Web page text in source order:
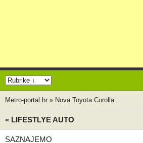
Metro-portal.hr » Nova Toyota Corolla
« LIFESTLYE AUTO
SAZNAJEMO